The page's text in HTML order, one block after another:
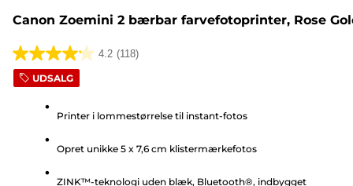
Canon Zoemini 2 bærbar farvefotoprinter, Rose
4.2 (118)
4.2
ud
stjerner.
anmeldelser
UDSALG
Printer i lommestørrelse til instant-fotos
Opret unikke 5 x 7,6 cm klistermærkefotos
ZINK™-teknologi uden blæk, Bluetooth®, indbygget